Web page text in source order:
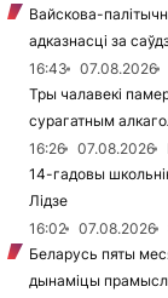
Вайскова-
адказнасці за
16:43
07.08.2026
Тры чалавекі
сурагатным
16:26
07.08.2026
14-гадовы
Лідзе
16:02
07.08.2026
Беларусь пяты
дынаміцы